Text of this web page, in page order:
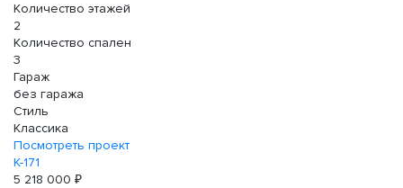
Количество этажей
2
Количество спален
3
Гараж
без гаража
Стиль
Классика
Посмотреть проект
К-171
5 218 000 ₽